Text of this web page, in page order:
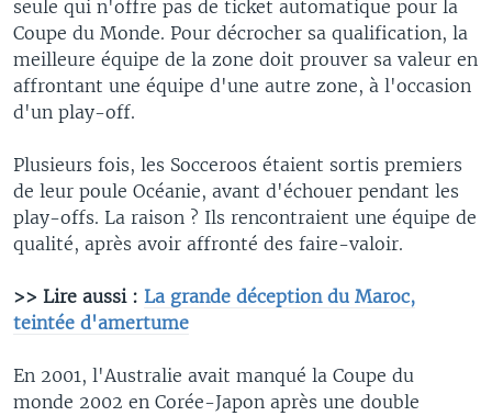
seule qui n'offre pas de ticket automatique pour la
Coupe du Monde. Pour décrocher sa qualification, la
meilleure équipe de la zone doit prouver sa valeur en
affrontant une équipe d'une autre zone, à l'occasion
d'un play-off.
Plusieurs fois, les Socceroos étaient sortis premiers
de leur poule Océanie, avant d'échouer pendant les
play-offs. La raison ? Ils rencontraient une équipe de
qualité, après avoir affronté des faire-valoir.
>> Lire aussi : La grande déception du Maroc,
teintée d'amertume
En 2001, l'Australie avait manqué la Coupe du
monde 2002 en Corée-Japon après une double